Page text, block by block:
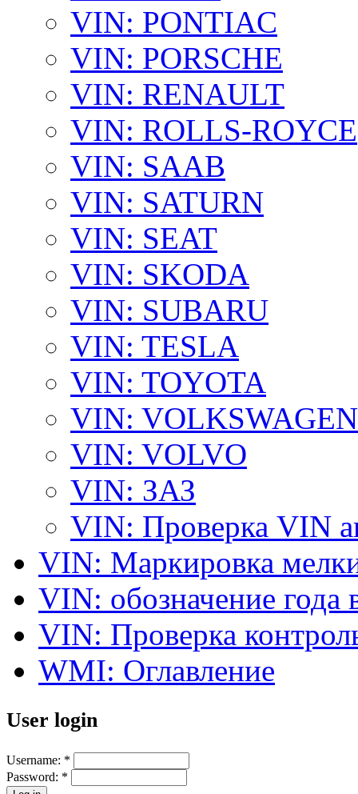
VIN: PONTIAC
VIN: PORSCHE
VIN: RENAULT
VIN: ROLLS-ROYCE
VIN: SAAB
VIN: SATURN
VIN: SEAT
VIN: SKODA
VIN: SUBARU
VIN: TESLA
VIN: TOYOTA
VIN: VOLKSWAGEN
VIN: VOLVO
VIN: ЗАЗ
VIN: Проверка VIN
VIN: Маркировка
VIN: обозначение года
VIN: Проверка
WMI: Оглавление
User login
Username: *
Password: *